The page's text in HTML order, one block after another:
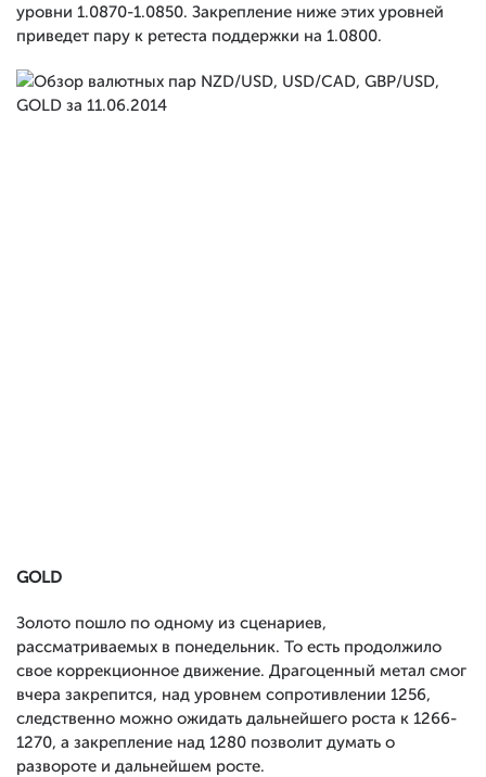
уровни 1.0870-1.0850. Закрепление ниже этих уровней
приведет пару к ретеста поддержки на 1.0800.
GOLD
Золото пошло по одному из сценариев,
рассматриваемых в понедельник. То есть продолжило
свое коррекционное движение. Драгоценный метал смог
вчера закрепится, над уровнем сопротивлении 1256,
следственно можно ожидать дальнейшего роста к 1266-
1270, а закрепление над 1280 позволит думать о
развороте и дальнейшем росте.